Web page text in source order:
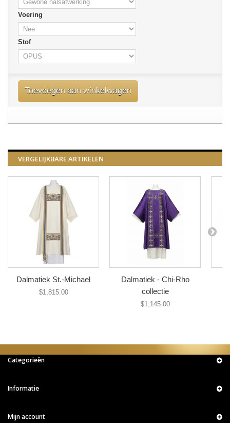
Voering
Stof
Toevoegen aan winkelwagen
VERGELIJKBARE ARTIKELEN
Dalmatiek St.-Michael
$1,815.00
Dalmatiek - Chi-Rho
collectie
$1,145.00
Categorieën
Informatie
Mijn account